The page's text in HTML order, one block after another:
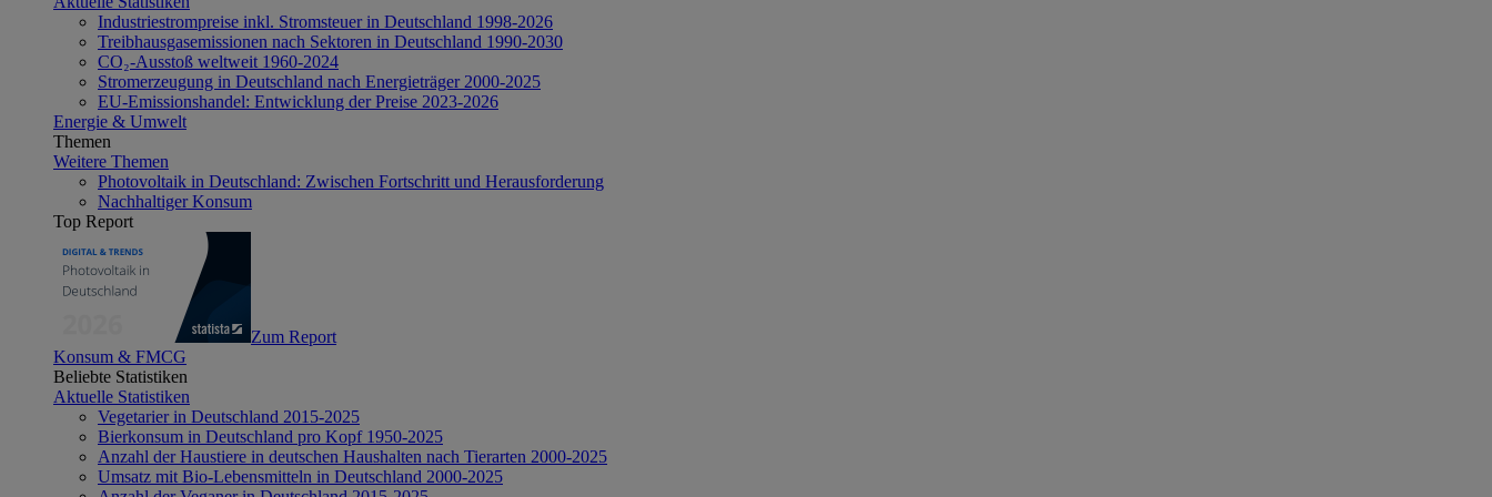
Industriestrompreise inkl. Stromsteuer in Deutschland 1998-2026
Treibhausgasemissionen nach Sektoren in Deutschland 1990-2030
CO₂-Ausstoß weltweit 1960-2024
Stromerzeugung in Deutschland nach Energieträger 2000-2025
EU-Emissionshandel: Entwicklung der Preise 2023-2026
Energie & Umwelt
Themen
Weitere Themen
Photovoltaik in Deutschland: Zwischen Fortschritt und Herausforderung
Nachhaltiger Konsum
Top Report
Zum Report
Konsum & FMCG
Beliebte Statistiken
Aktuelle Statistiken
Vegetarier in Deutschland 2015-2025
Bierkonsum in Deutschland pro Kopf 1950-2025
Anzahl der Haustiere in deutschen Haushalten nach Tierarten 2000-2025
Umsatz mit Bio-Lebensmitteln in Deutschland 2000-2025